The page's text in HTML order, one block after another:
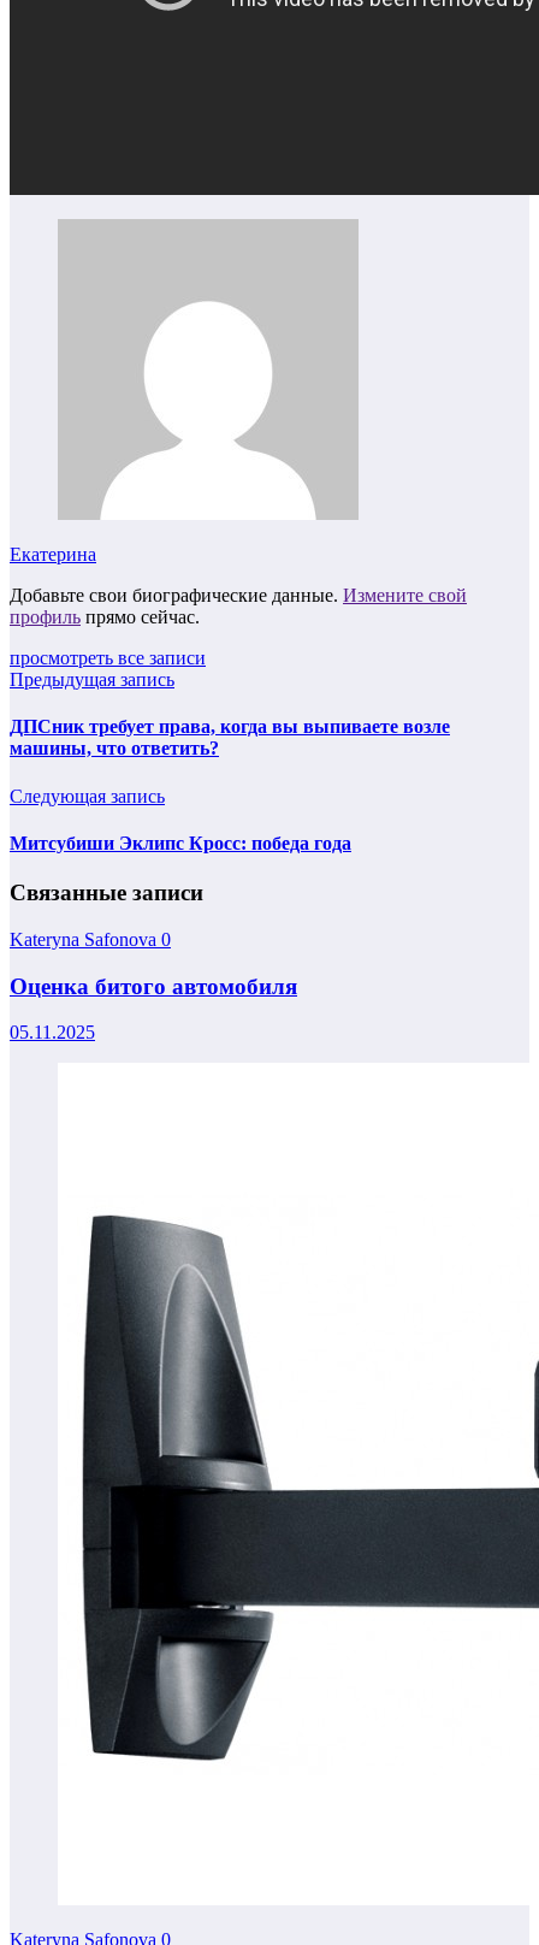
Екатерина
Добавьте свои биографические данные. Измените свой
профиль прямо сейчас.
просмотреть все записи
Предыдущая запись
ДПСник требует права, когда вы выпиваете возле
машины, что ответить?
Следующая запись
Митсубиши Эклипс Кросс: победа года
Связанные записи
Kateryna Safonova 0
Оценка битого автомобиля
05.11.2025
Kateryna Safonova 0